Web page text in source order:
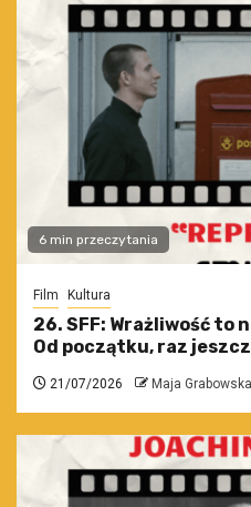
6 min przeczytania
Film Kultura
26. SFF: Wrażliwość to
Od początku, raz
21/07/2026 Maja Grabowska